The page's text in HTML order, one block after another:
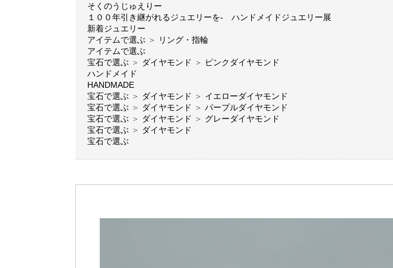
そくのうじゅえりー
１００年引き継がれるジュエリーを- ハンドメイドジュエリー展
新着ジュエリー
アイテムで選ぶ ＞
リング・指輪
アイテムで選ぶ
宝石で選ぶ ＞ ダイヤモンド ＞ ピンクダイヤモンド
ハンドメイド
HANDMADE
宝石で選ぶ ＞ ダイヤモンド ＞ イエローダイヤモンド
宝石で選ぶ ＞ ダイヤモンド ＞ パープルダイヤモンド
宝石で選ぶ ＞ ダイヤモンド ＞ グレーダイヤモンド
宝石で選ぶ ＞ ダイヤモンド
宝石で選ぶ